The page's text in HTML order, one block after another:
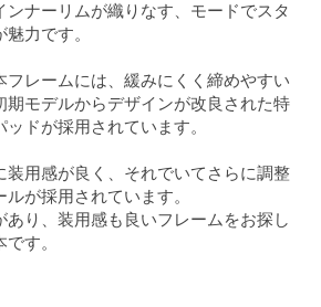
ンナーリムが織りなす、モードでスタ
力です。
フレームには、緩みにくく締めやすい
期モデルからデザインが改良された特
ドが採用されています。
装用感が良く、それでいてさらに調整
が採用されています。
あり、装用感も良いフレームをお探し
す。